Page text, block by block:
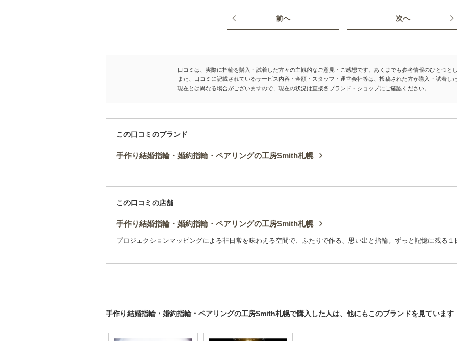
前へ 次へ
口コミは、実際に指輪を購入・試着した方々の主観的なご意見・ご感想です。あくまでも参考情報のひとつと
また、口コミに記載されているサービス内容・金額・スタッフ・運営会社等は、投稿された方が購入・試着し
現在とは異なる場合がございますので、現在の状況は直接各ブランド・ショップにご確認ください。
この口コミのブランド
手作り結婚指輪・婚約指輪・ペアリングの工房Smith札幌
この口コミの店舗
手作り結婚指輪・婚約指輪・ペアリングの工房Smith札幌
プロジェクションマッピングによる非日常を味わえる空間で、ふたりで作る、思い出と指輪。ずっと記憶に残る１
手作り結婚指輪・婚約指輪・ペアリングの工房Smith札幌で購入した人は、他にもこのブランドを見ています